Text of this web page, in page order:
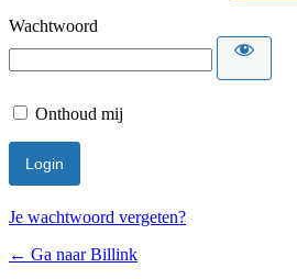
Wachtwoord
Onthoud mij
Je wachtwoord vergeten?
← Ga naar Billink